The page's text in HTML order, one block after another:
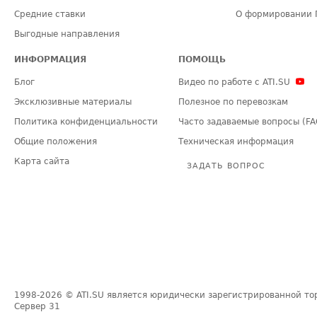
Средние ставки
Выгодные направления
О формировании
ИНФОРМАЦИЯ
Блог
Эксклюзивные материалы
Политика конфиденциальности
Общие положения
Карта сайта
ПОМОЩЬ
Видео по работе с ATI.SU
Полезное по перевозкам
Часто задаваемые вопросы
Техническая информация
ЗАДАТЬ ВОПРОС
1998-2026 © ATI.SU является юридически зарегистрированной
Сервер 31